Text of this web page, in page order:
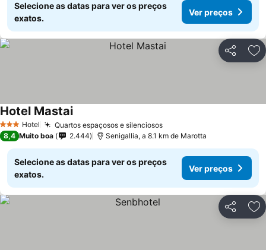
Selecione as datas para ver os preços
exatos.
Ver preços
Partilhar
3 EstrelasHotel Quartos espaçosos e silenciososVer preços
Hotel MastaiVer preços
8,4 Muito boa 2.444 Senigallia, a 8.1 km de Marotta
Selecione as datas para ver os preços
exatos.
Ver preços
Partilhar